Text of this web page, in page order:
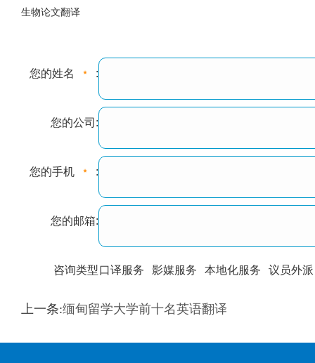
生物论文翻译
您的姓名 :
您的公司:
您的手机 :
您的邮箱:
咨询类型口译服务 影媒服务 本地化服务 议员外派
训翻译 标准级 专业级 出版级
上一条:缅甸留学大学前十名英语翻译